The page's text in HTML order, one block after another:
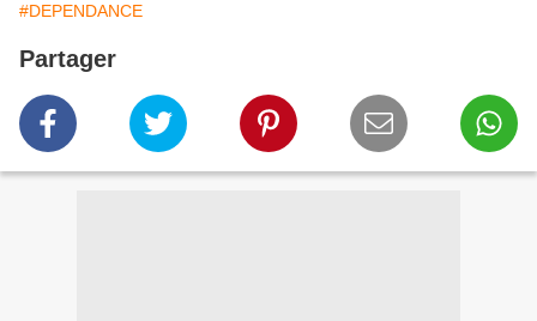
#DEPENDANCE
Partager